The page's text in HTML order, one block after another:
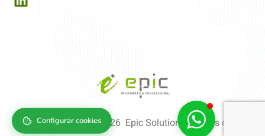
Copyright © 2004-2026 Epic Solutions, tots els drets
Configurar cookies